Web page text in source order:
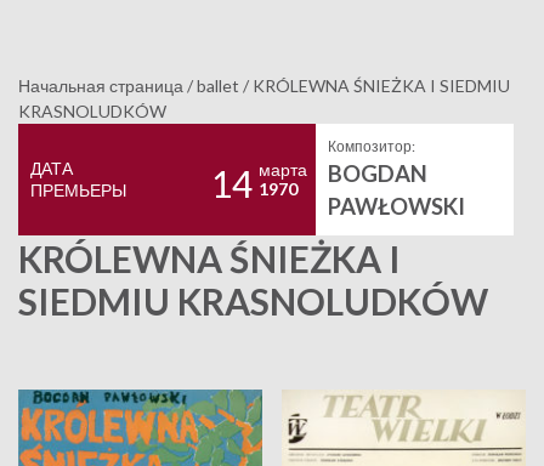
Начальная страница /ballet / KRÓLEWNA ŚNIEŻKA I SIEDMIU
KRASNOLUDKÓW
ДАТА
ПРЕМЬЕРЫ
14 марта
1970
Композитор:
BOGDAN
PAWŁOWSKI
KRÓLEWNA ŚNIEŻKA I
SIEDMIU KRASNOLUDKÓW